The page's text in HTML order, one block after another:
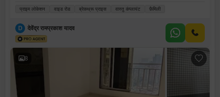
प्राइम लोकेशन वाइड रोड ब्रेकथ्रू प्राइस वास्तु कंप्लायंट फ़ैमिली
D देवेंद्र रामप्रकाश यादव
8